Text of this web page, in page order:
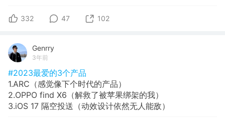
332 47 102
Genrry
3年前
#2023最爱的3个产品
1.ARC（感觉像下个时代的产品）
2.OPPO find X6（解救了被苹果绑架的我）
3.iOS 17 隔空投送（动效设计依然无人能敌）